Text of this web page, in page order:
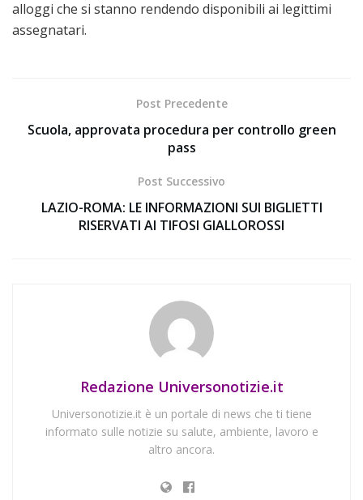
alloggi che si stanno rendendo disponibili ai legittimi
assegnatari.
Post Precedente
Scuola, approvata procedura per controllo green
pass
Post Successivo
LAZIO-ROMA: LE INFORMAZIONI SUI BIGLIETTI
RISERVATI AI TIFOSI GIALLOROSSI
Redazione Universonotizie.it
Universonotizie.it è un portale di news che ti tiene
informato sulle notizie su salute, ambiente, lavoro e
altro ancora.